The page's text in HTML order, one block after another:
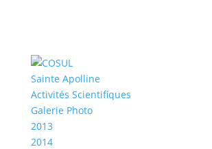
Sainte Apolline
Activités Scientifiques
Galerie Photo
2013
2014